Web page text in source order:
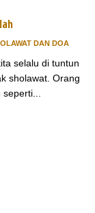
DAN DOA
selalu di tuntun
sholawat. Orang